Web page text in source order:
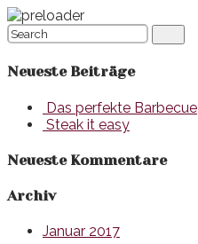
Neueste Beiträge
Das perfekte Barbecue
Steak it easy
Neueste Kommentare
Archiv
Januar 2017